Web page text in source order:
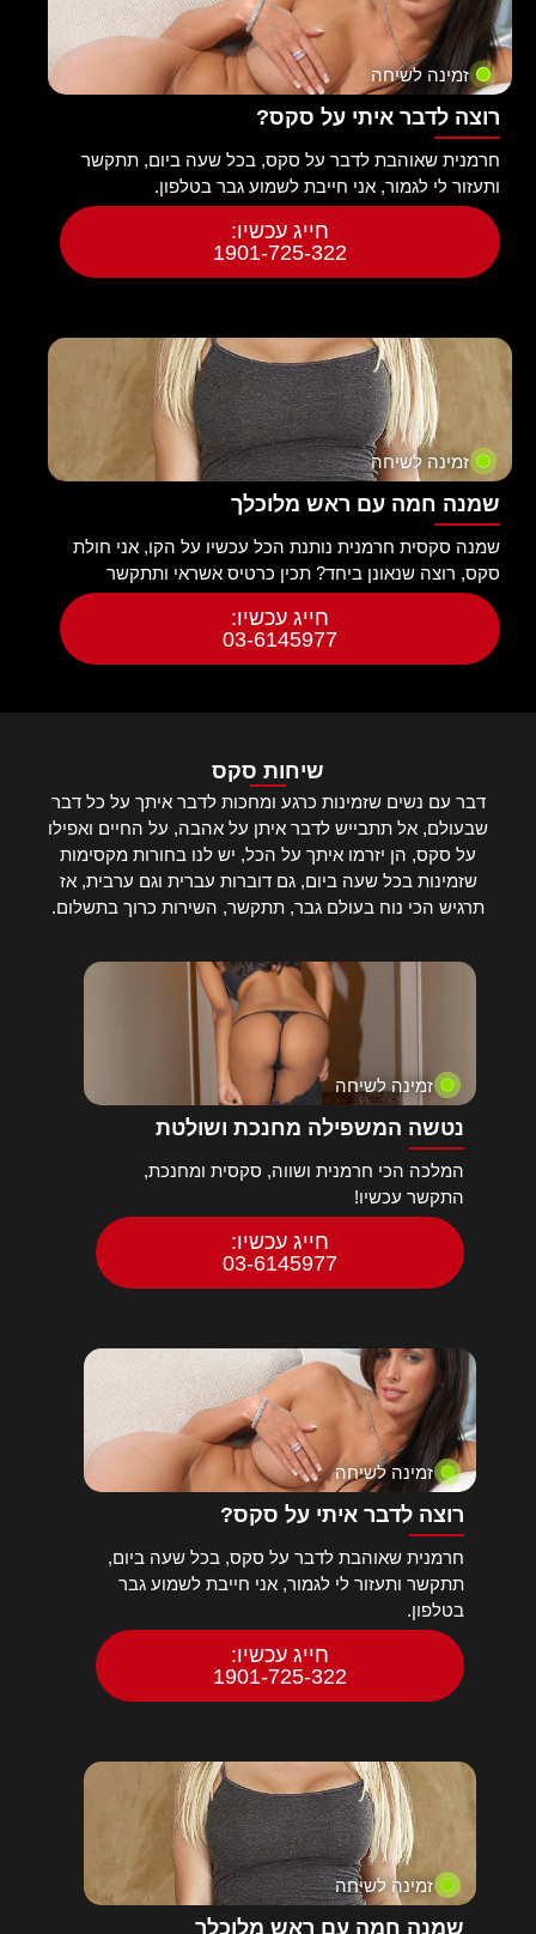
זמינה לשיחה
רוצה לדבר איתי על סקס?
חרמנית שאוהבת לדבר על סקס, בכל שעה ביום, תתקשר
ותעזור לי לגמור, אני חייבת לשמוע גבר בטלפון.
חייג עכשיו:
1901-725-322
זמינה לשיחה
שמנה חמה עם ראש מלוכלך
שמנה סקסית חרמנית נותנת הכל עכשיו על הקו, אני חולת
סקס, רוצה שנאונן ביחד? תכין כרטיס אשראי ותתקשר
חייג עכשיו:
03-6145977
שיחות סקס
דבר עם נשים שזמינות כרגע ומחכות לדבר איתך על כל דבר
שבעולם, אל תתבייש לדבר איתן על אהבה, על החיים ואפילו
על סקס, הן יזרמו איתך על הכל, יש לנו בחורות מקסימות
שזמינות בכל שעה ביום, גם דוברות עברית וגם ערבית, אז
תרגיש הכי נוח בעולם גבר, תתקשר, השירות כרוך בתשלום.
זמינה לשיחה
נטשה המשפילה מחנכת ושולטת
המלכה הכי חרמנית ושווה, סקסית ומחנכת,
התקשר עכשיו!
חייג עכשיו:
03-6145977
זמינה לשיחה
רוצה לדבר איתי על סקס?
חרמנית שאוהבת לדבר על סקס, בכל שעה ביום,
תתקשר ותעזור לי לגמור, אני חייבת לשמוע גבר
בטלפון.
חייג עכשיו:
1901-725-322
זמינה לשיחה
שמנה חמה עם ראש מלוכלך